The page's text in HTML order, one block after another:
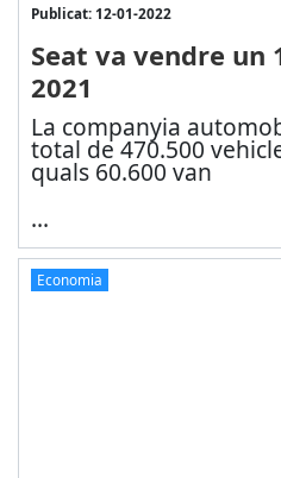
Publicat: 12-01-2022
Seat va vendre un
2021
La companyia
total de 470.500
quals 60.600 van
...
Economia